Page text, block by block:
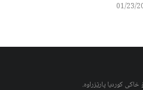
01/23/
کوردیا پارێزراوە.